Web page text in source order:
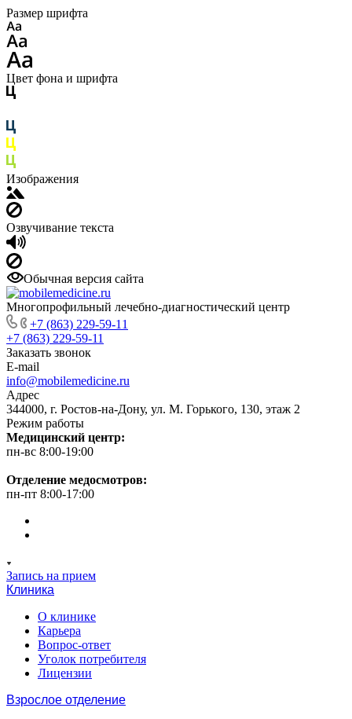
Размер шрифта
Цвет фона и шрифта
Изображения
Озвучивание текста
Обычная версия сайта
Многопрофильный лечебно-диагностический центр
+7 (863) 229-59-11
+7 (863) 229-59-11
Заказать звонок
E-mail
info@mobilemedicine.ru
Адрес
344000, г. Ростов-на-Дону, ул. М. Горького, 130, этаж 2
Режим работы
Медицинский центр:
пн-вс 8:00-19:00
Отделение медосмотров:
пн-пт 8:00-17:00
Запись на прием
Клиника
О клинике
Карьера
Вопрос-ответ
Уголок потребителя
Лицензии
Взрослое отделение